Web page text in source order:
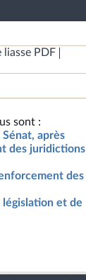
liasse PDF
sont :
après
des juridictions
des
et de